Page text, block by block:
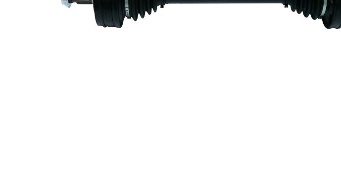
Ny del
Leddiameter
84 mm